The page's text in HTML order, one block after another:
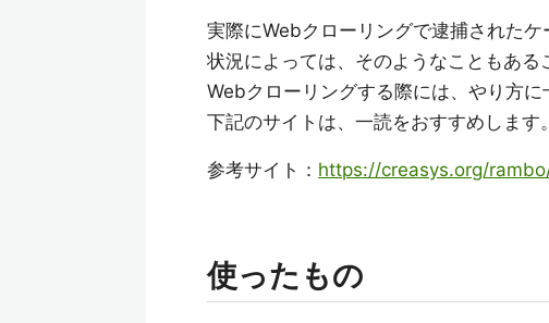
実際にWebクローリングで逮捕されたケ
状況によっては、そのようなこともある
Webクローリングする際には、やり方に
下記のサイトは、一読をおすすめします。
参考サイト： https://creasys.org/
使ったもの